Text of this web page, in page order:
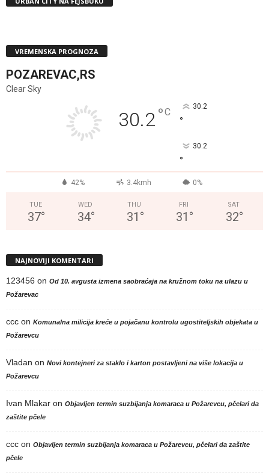
VREMENSKA PROGNOZA
POZAREVAC,RS
Clear Sky
30.2°C 30.2
°
30.2
°
42% 3.4kmh 0%
TUE
37°
WED
34°
THU
31 °
FRI
31 °
SAT
32°
NAJNOVIJI KOMENTARI
123456 on Od 10. avgusta izmena saobraćaja na kružnom toku na ulazu u
Požarevac
ccc on Komunalna milicija kreće u pojačanu kontrolu ugostiteljskih objekata u
Požarevcu
Vladan on Novi kontejneri za staklo i karton postavljeni na više lokacija u
Požarevcu
Ivan Mlakar on Objavljen termin suzbijanja komaraca u Požarevcu, pčelari da
zaštite pčele
ccc on Objavljen termin suzbijanja komaraca u Požarevcu, pčelari da zaštite
pčele